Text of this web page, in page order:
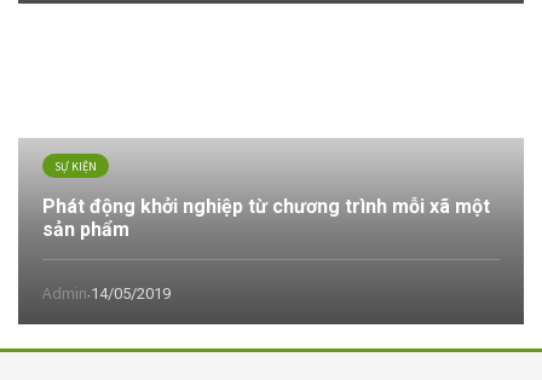
SỰ KIỆN
Phát động khởi nghiệp từ chương trình mỗi xã một
sản phẩm
Admin·14/05/2019